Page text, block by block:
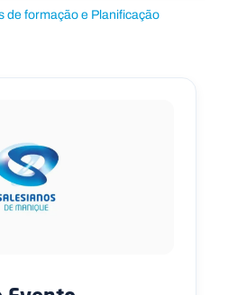
de formação e Planificação